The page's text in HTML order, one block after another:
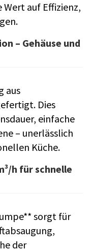
auf Effizienz,
– Gehäuse und
aus
Dies
einfache
– unerlässlich
Küche.
h für schnelle
sorgt für
der